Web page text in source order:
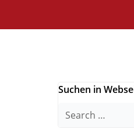
Suchen in
Search